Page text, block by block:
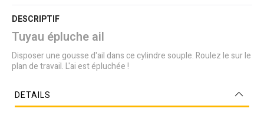
DESCRIPTIF
Tuyau épluche ail
Disposer une gousse d'ail dans ce cylindre souple. Roulez le sur le
plan de travail. L'ai est épluchée !
DETAILS